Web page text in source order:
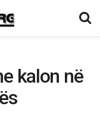
kalon në